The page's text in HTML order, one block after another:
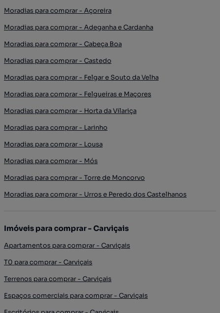
Moradias para comprar - Açoreira
Moradias para comprar - Adeganha e Cardanha
Moradias para comprar - Cabeça Boa
Moradias para comprar - Castedo
Moradias para comprar - Felgar e Souto da Velha
Moradias para comprar - Felgueiras e Maçores
Moradias para comprar - Horta da Vilariça
Moradias para comprar - Larinho
Moradias para comprar - Lousa
Moradias para comprar - Mós
Moradias para comprar - Torre de Moncorvo
Moradias para comprar - Urros e Peredo dos Castelhanos
Imóveis para comprar - Carviçais
Apartamentos para comprar - Carviçais
T0 para comprar - Carviçais
Terrenos para comprar - Carviçais
Espaços comerciais para comprar - Carviçais